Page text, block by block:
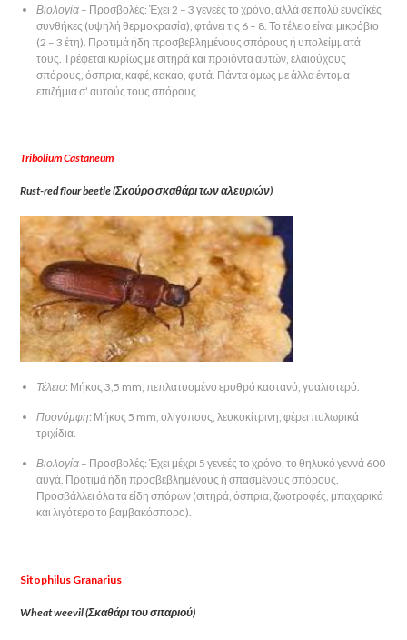
Βιολογία – Προσβολές: Έχει 2 – 3 γενεές το χρόνο, αλλά σε πολύ ευνοϊκές
συνθήκες (υψηλή θερμοκρασία), φτάνει τις 6 – 8. Το τέλειο είναι μικρόβιο
(2 – 3 έτη). Προτιμά ήδη προσβεβλημένους σπόρους ή υπολείμματά
τους. Τρέφεται κυρίως με σιτηρά και προϊόντα αυτών, ελαιούχους
σπόρους, όσπρια, καφέ, κακάο, φυτά. Πάντα όμως με άλλα έντομα
επιζήμια σ’ αυτούς τους σπόρους.
Tribolium Castaneum
Rust-red flour beetle (Σκούρο σκαθάρι των αλευριών)
Τέλειο: Μήκος 3,5 mm, πεπλατυσμένο ερυθρό καστανό, γυαλιστερό.
Προνύμφη: Μήκος 5 mm, ολιγόπους, λευκοκίτρινη, φέρει πυλωρικά
τριχίδια.
Βιολογία – Προσβολές: Έχει μέχρι 5 γενεές το χρόνο, το θηλυκό γεννά 600
αυγά. Προτιμά ήδη προσβεβλημένους ή σπασμένους σπόρους.
Προσβάλλει όλα τα είδη σπόρων (σιτηρά, όσπρια, ζωοτροφές, μπαχαρικά
και λιγότερο το βαμβακόσπορο).
Sitophilus Granarius
Wheat weevil (Σκαθάρι του σιταριού)